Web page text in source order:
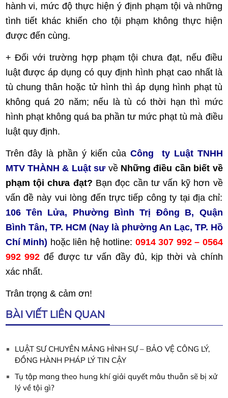
hành vi, mức độ thực hiện ý định phạm tội và những
tình tiết khác khiến cho tội phạm không thực hiện
được đến cùng.
+ Đối với trường hợp phạm tội chưa đạt, nếu điều
luật được áp dụng có quy định hình phạt cao nhất là
tù chung thân hoặc tử hình thì áp dụng hình phạt tù
không quá 20 năm; nếu là tù có thời hạn thì mức
hình phạt không quá ba phần tư mức phạt tù mà điều
luật quy định.
Trên đây là phần ý kiến của Công ty Luật TNHH
MTV THÀNH & Luật sư về Những điều cần biết về
phạm tội chưa đạt? Bạn đọc cần tư vấn kỹ hơn về
vấn đề này vui lòng đến trực tiếp công ty tại địa chỉ:
106 Tên Lửa, Phường Bình Trị Đông B, Quận
Bình Tân, TP. HCM (Nay là phường An Lạc, TP. Hồ
Chí Minh) hoặc liên hệ hotline: 0914 307 992 – 0564
992 992 để được tư vấn đầy đủ, kịp thời và chính
xác nhất.
Trân trọng & cảm ơn!
BÀI VIẾT LIÊN QUAN
LUẬT SƯ CHUYÊN MẢNG HÌNH SỰ – BẢO VỆ CÔNG LÝ,
ĐỒNG HÀNH PHÁP LÝ TIN CẬY
Tụ tập mang theo hung khí giải quyết mâu thuẫn sẽ bị xử
lý về tội gì?